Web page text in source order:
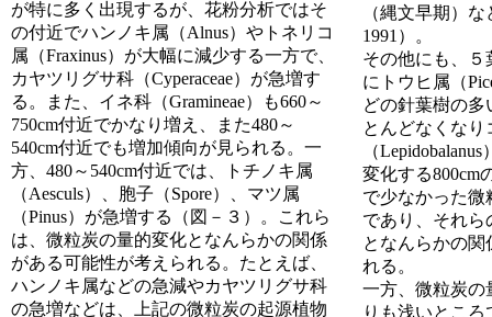
が特に多く出現するが、花粉分析ではそ
の付近でハンノキ属（Alnus）やトネリコ
属（Fraxinus）が大幅に減少する一方で、
カヤツリグサ科（Cyperaceae）が急増す
る。また、イネ科（Gramineae）も660～
750cm付近でかなり増え、また480～
540cm付近でも増加傾向が見られる。一
方、480～540cm付近では、トチノキ属
（Aesculs）、胞子（Spore）、マツ属
（Pinus）が急増する（図－３）。これら
は、微粒炭の量的変化となんらかの関係
がある可能性が考えられる。たとえば、
ハンノキ属などの急減やカヤツリグサ科
の急増などは、上記の微粒炭の起源植物
（縄文早期）
1991）。
その他にも、５
にトウヒ属（
どの針葉樹の
とんどなくなり
（
変化する800cm
で少なかった微
であり、それら
となんらかの
れる。
一方、微粒炭の
りも浅いところ